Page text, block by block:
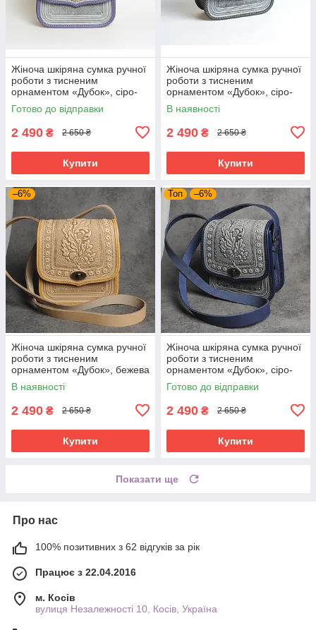
Жіноча шкіряна сумка ручної
роботи з тисненим
орнаментом «Дубок», сіро-
ультрамаринова сумка з
натуральної шкіри, 20*21*8
Готово до відправки
2 490 ₴ 2 650 ₴
Купити
Жіноча шкіряна сумка ручної
роботи з тисненим
орнаментом «Дубок», сіро-
оливкова сумка з натуральної
шкіри, 20*21*8 см
В наявності
2 490 ₴ 2 650 ₴
Купити
–6%
Жіноча шкіряна сумка ручної
роботи з тисненим
орнаментом «Дубок», бежева
сумка з натуральної шкіри,
20*21*8 см
В наявності
2 490 ₴ 2 650 ₴
Купити
Топ –6%
Жіноча шкіряна сумка ручної
роботи з тисненим
орнаментом «Дубок», сіро-
синя сумка з натуральної
шкіри, 20*21*8 см
Готово до відправки
2 490 ₴ 2 650 ₴
Купити
Показати ще
Про нас
100% позитивних з 62 відгуків за рік
Працює з 22.04.2016
м. Косів
вулиця Незалежності 10, Косів, Україна